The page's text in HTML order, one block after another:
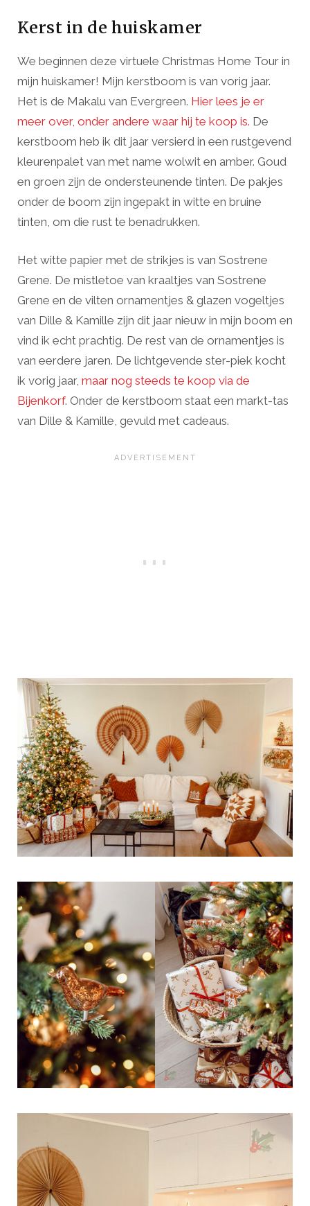
Kerst in de huiskamer
We beginnen deze virtuele Christmas Home Tour in
mijn huiskamer! Mijn kerstboom is van vorig jaar.
Het is de Makalu van Evergreen. Hier lees je er
meer over, onder andere waar hij te koop is. De
kerstboom heb ik dit jaar versierd in een rustgevend
kleurenpalet van met name wolwit en amber. Goud
en groen zijn de ondersteunende tinten. De pakjes
onder de boom zijn ingepakt in witte en bruine
tinten, om die rust te benadrukken.
Het witte papier met de strikjes is van Sostrene
Grene. De mistletoe van kraaltjes van Sostrene
Grene en de vilten ornamentjes & glazen vogeltjes
van Dille & Kamille zijn dit jaar nieuw in mijn boom en
vind ik echt prachtig. De rest van de ornamentjes is
van eerdere jaren. De lichtgevende ster-piek kocht
ik vorig jaar, maar nog steeds te koop via de
Bijenkorf. Onder de kerstboom staat een markt-tas
van Dille & Kamille, gevuld met cadeaus.